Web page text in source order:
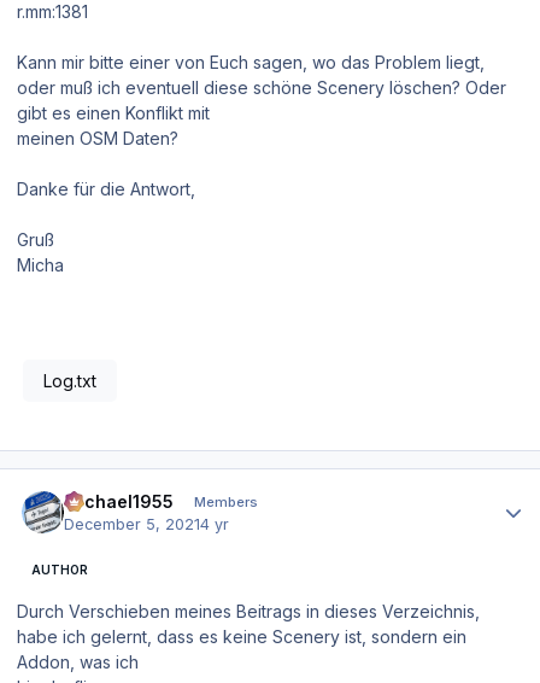
r.mm:1381
Kann mir bitte einer von Euch sagen, wo das Problem liegt,
oder muß ich eventuell diese schöne Scenery löschen? Oder
gibt es einen Konflikt mit
meinen OSM Daten?
Danke für die Antwort,
Gruß
Micha
Log.txt
Michael1955 Members
December 5, 20214 yr
AUTHOR
Durch Verschieben meines Beitrags in dieses Verzeichnis,
habe ich gelernt, dass es keine Scenery ist, sondern ein
Addon, was ich